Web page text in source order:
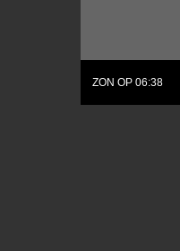
ZON OP 06:38